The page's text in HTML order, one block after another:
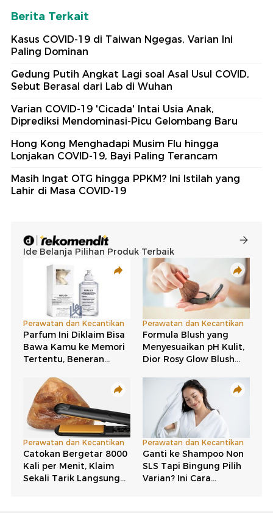
Berita Terkait
Kasus COVID-19 di Taiwan Ngegas, Varian Ini
Paling Dominan
Gedung Putih Angkat Lagi soal Asal Usul COVID,
Sebut Berasal dari Lab di Wuhan
Varian COVID-19 'Cicada' Intai Usia Anak,
Diprediksi Mendominasi-Picu Gelombang Baru
Hong Kong Menghadapi Musim Flu hingga
Lonjakan COVID-19, Bayi Paling Terancam
Masih Ingat OTG hingga PPKM? Ini Istilah yang
Lahir di Masa COVID-19